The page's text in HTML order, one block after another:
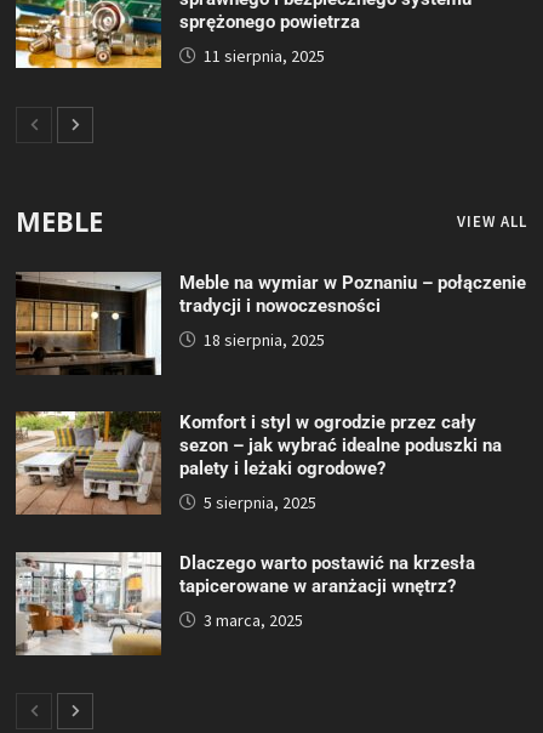
sprężonego powietrza
11 sierpnia, 2025
MEBLE VIEW ALL
Meble na wymiar w Poznaniu – połączenie
tradycji i nowoczesności
18 sierpnia, 2025
Komfort i styl w ogrodzie przez cały
sezon – jak wybrać idealne poduszki na
palety i leżaki ogrodowe?
5 sierpnia, 2025
Dlaczego warto postawić na krzesła
tapicerowane w aranżacji wnętrz?
3 marca, 2025